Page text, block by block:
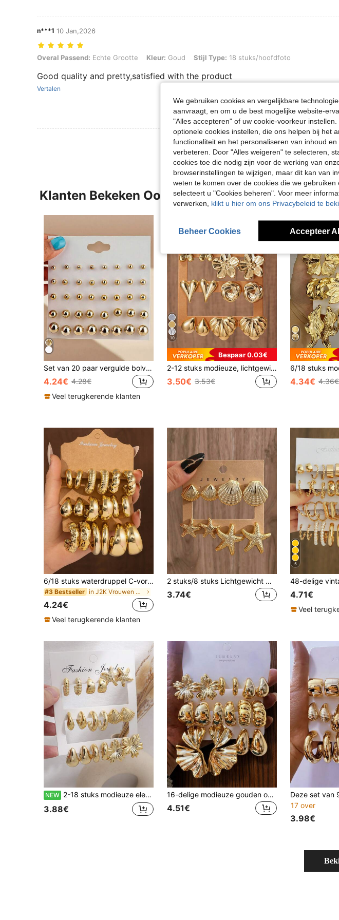
n***1 10 Jan,2026
Overal Passend: Echte Grootte, Kleur: Goud, Stijl Type: 18 stuks/hoofdfoto
Overal Passend: Echte Grootte Kleur: Goud Stijl Type: 18 stuks/hoofdfoto
Good quality and pretty,satisfied with the product
Vertalen
Klanten Bekeken Ook
Set van 20 paar vergulde bolvormige oorbellen
4.24€ 4.28€
Veel terugkerende klanten
10
Bespaar 0.03€
2-12 stuks modieuze, lichtgewicht CCB gladde bloem, strik, hartvormige oorbellenset, geschikt voor dagelijks gebruik of voor een feestje, geweldig cadeau voor vrienden en familie
3.50€ 3.53€ 4.34€ 4.36€
6/18 stuks waterdruppel C-vormige geometrische gouden metalen oorbellen set voor vrouwen, modieuze sieraden cadeau
#3 Bestseller in J2K Vrouwen Oorbellen
4.24€
Veel terugkerende klanten
2 stuks/8 stuks Lichtgewicht modieuze gouden oorbellen met schelp- en zeesterdesign, geschikt voor strand, zomervakantie en dagelijks gebruik.
3.74€
5
4.71€
Veel
NEW 2-18 stuks modieuze elegante zeester bloem geometrische multi-element gouden metalen oorbellen set, dames mode oorbellen set, dagelijks dragen
3.88€
16-delige modieuze gouden oorbellen set (CCB-materiaal), linker- en rechteroor bloem, vijfbladige bloem, traanvorm, hart, klein C-vormig ontwerp, kleurvast, hypoallergeen, geschikt voor vrouwenbijeenkomsten, vakanties, feesten, vakantiecadeaus en dagelijks gebruik
4.51€
17 over
3.98€
We gebruiken cookies en vergelijkbare
aanvraagt, en om u de best mogelijke website-
"Alles accepteren" of uw cookie-voorkeur
optionele cookies instellen, die ons helpen bij het
functionaliteit en het personaliseren van inhoud
verbeteren. Door "Alles weigeren" te selecteren,
cookies toe die nodig zijn voor de werking van
browserinstellingen te wijzigen, maar dit kan van
weten te komen over de cookies die we
selecteert u "Cookies beheren". Voor meer
verwerken, klikt u hier om ons Privacybeleid te
Beheer Cookies Accepteer